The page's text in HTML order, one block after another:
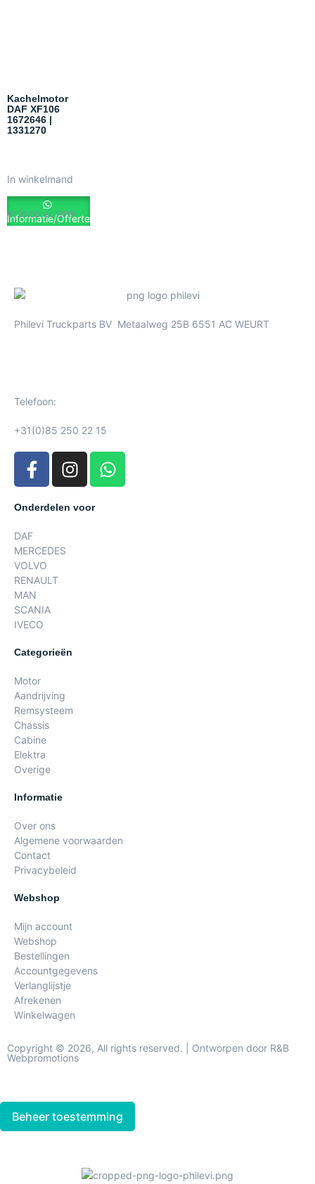
Kachelmotor
DAF XF106
1672646 |
1331270
€120.00 ex. BTW
In winkelmand
Informatie/Offerte
Philevi Truckparts BV Metaalweg 25B 6551 AC WEURT
Telefoon:
+31(0)85 250 22 15
Onderdelen voor
DAF
MERCEDES
VOLVO
RENAULT
MAN
SCANIA
IVECO
Categorieën
Motor
Aandrijving
Remsysteem
Chassis
Cabine
Elektra
Overige
Informatie
Over ons
Algemene voorwaarden
Contact
Privacybeleid
Webshop
Mijn account
Webshop
Bestellingen
Accountgegevens
Verlanglijstje
Afrekenen
Winkelwagen
Copyright © 2026, All rights reserved. | Ontworpen door R&B
Webpromotions
Beheer toestemming